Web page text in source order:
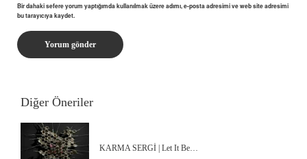
Bir dahaki sefere yorum yaptığımda kullanılmak üzere adımı, e-posta adresimi ve web site adresimi
bu tarayıcıya kaydet.
Diğer Öneriler
KARMA SERGİ | Let It Be…